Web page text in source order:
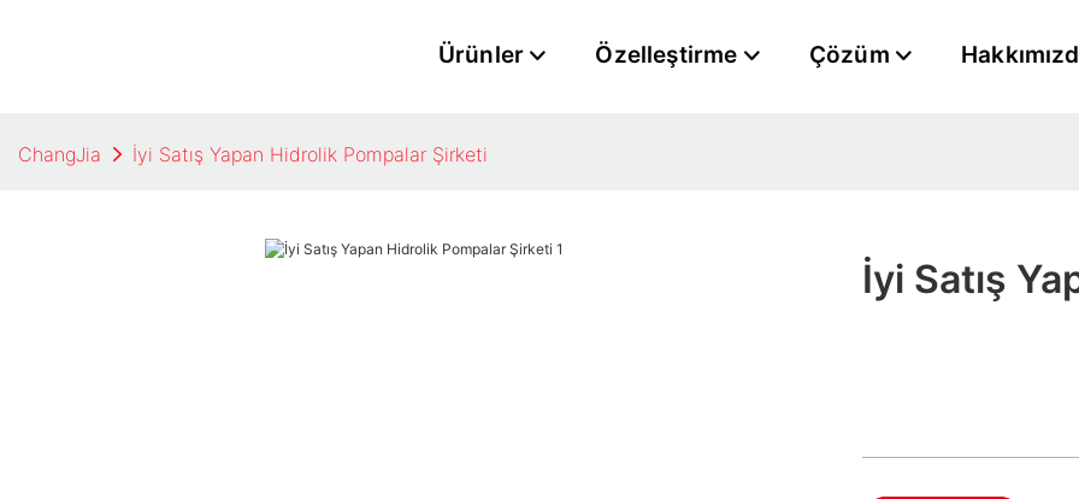
Ürünler Özelleştirme Çözüm
ChangJia İyi Satış Yapan Hidrolik Pompalar Şirketi
İyi Satış